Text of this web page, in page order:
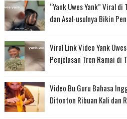
“Yank Uwes Yank” Viral
dan Asal-usulnya Bikin
Viral Link Video Yank
Penjelasan Tren Ramai di
Video Bu Guru Bahasa
Ditonton Ribuan Kali dan